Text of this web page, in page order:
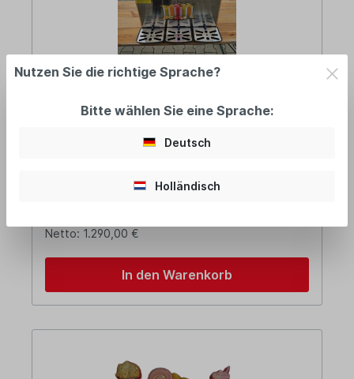
Slush-Eis-Maschine - 3 Behälter - 10
Netto: 1.290,00 €
In den Warenkorb
Nutzen Sie die richtige Sprache?
Bitte wählen Sie eine Sprache:
Deutsch
Holländisch